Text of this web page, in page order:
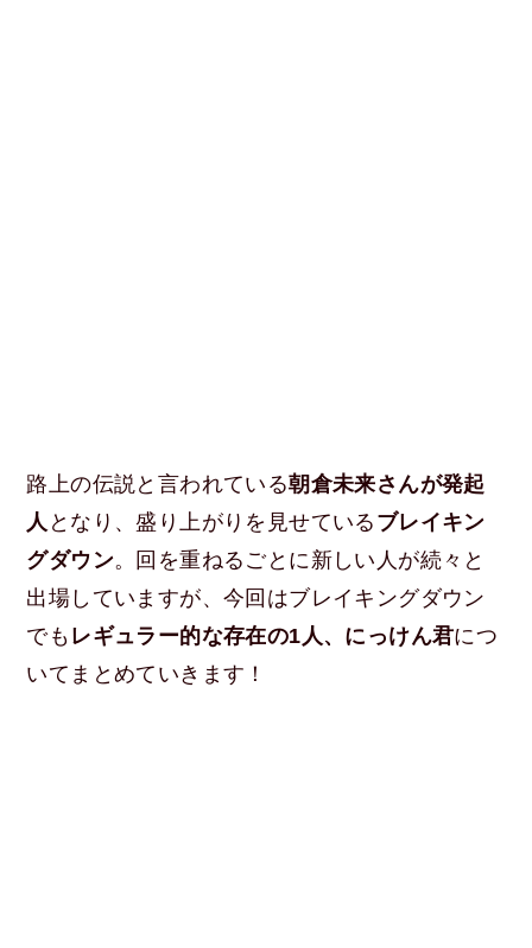
路上の伝説と言われている朝倉未来さんが発起
人 となり、盛り上がりを見せている ブレイキン
グダウン。回を重ねるごとに新しい人が続々と
出場していますが、今回はブレイキングダウン
でも レギュラー的な存在の1人、にっけん君につ
いてまとめていきます！